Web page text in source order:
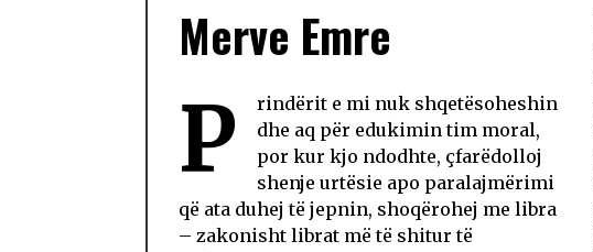
Merve Emre
P
rindërit e mi nuk shqetësoheshin
dhe aq për edukimin tim moral,
por kur kjo ndodhte, çfarëdolloj
shenje urtësie apo paralajmërimi
që ata duhej të jepnin, shoqërohej me libra
– zakonisht librat më të shitur të